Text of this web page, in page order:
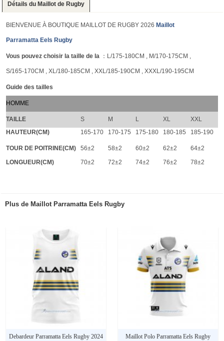
Détails du Maillot de Rugby
BIENVENUE À BOUTIQUE MAILLOT DE RUGBY 2026 Maillot
Parramatta Eels Rugby
Vous pouvez choisir la taille de la ：L/175-180CM , M/170-175CM ,
S/165-170CM , XL/180-185CM , XXL/185-190CM , XXXL/190-195CM
Guide des tailles
HOMME
TAILLE S M L XL
XXL
HAUTEUR(CM)
165-170 170-175 175-180 180-185 185-190
TOUR DE POITRINE(CM) 56±2 58±2 60±2 62±2
64±2
LONGUEUR(CM)
70±2 72±2 74±2 76±2 78±2
Plus de Maillot Parramatta Eels Rugby
Debardeur Parramatta Eels Rugby 2024
Maillot Polo Parramatta Eels Rugby